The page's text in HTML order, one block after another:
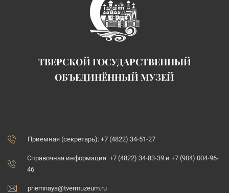
ТВЕРСКОЙ ГОСУДАРСТВЕННЫЙ
ОБЪЕДИНЁННЫЙ МУЗЕЙ
Приемная (секретарь): +7 (4822) 34-51-27
Справочная информация: +7 (4822) 34-83-39 и +7 (904) 004-96-
46
priemnaya@tvermuzeum.ru